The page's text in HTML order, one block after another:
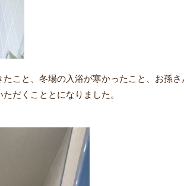
こと、冬場の入浴が寒かったこと、お孫
だくこととになりました。